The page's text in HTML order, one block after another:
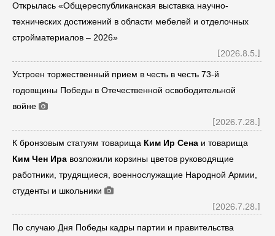
Открылась «Общереспубликанская выставка научно-
технических достижений в области мебелей и отделочных
стройматериалов – 2026»
[2026.8.5.]
Устроен торжественный прием в честь в честь 73-й
годовщины Победы в Отечественной освободительной
войне
[2026.7.28.]
К бронзовым статуям товарища Ким Ир Сена и товарища
Ким Чен Ира возложили корзины цветов руководящие
работники, трудящиеся, военнослужащие Народной Армии,
студенты и школьники
[2026.7.28.]
По случаю Дня Победы кадры партии и правительства